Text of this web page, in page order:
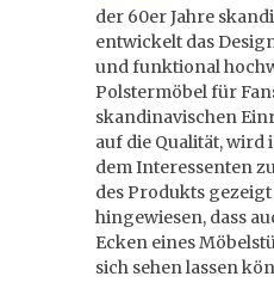
der 60er Jahre
entwickelt das
und funktional
Polstermöbel für
skandinavischen
auf die Qualität, wird
dem Interessenten
des Produkts
hingewiesen, dass
Ecken eines
sich sehen lassen